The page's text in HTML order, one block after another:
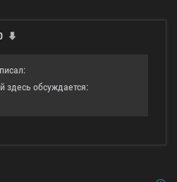
здесь обсуждается: